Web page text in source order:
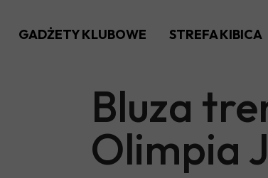
GADŻETY KLUBOWE STREFA KIBICA
Bluza
Olimpia